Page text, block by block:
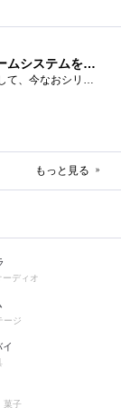
ストーリーはそのままにゲームシステムを現代化
シリーズ開始から20年以上経過して、今なおシリーズの完結が見えてこない日本ファルコムのストーリーRPG、「英雄伝説軌跡シリーズ」。シリーズ...
もっと見る
ーディオ
ージ
菓子